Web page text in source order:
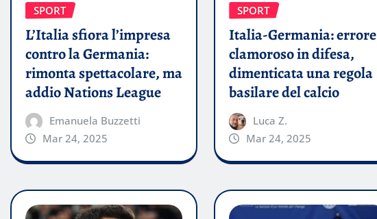
SPORT
L’Italia sfiora l’impresa
contro la Germania:
rimonta spettacolare, ma
addio Nations League
Emanuela Buzzetti
Mar 24, 2025
SPORT
Italia-Germania: errore
clamoroso in difesa,
dimenticata una regola
basilare del calcio
Luca Z.
Mar 24, 2025